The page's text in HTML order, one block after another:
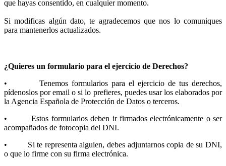
que hayas consentido, en cualquier momento.
Si modificas algún dato, te agradecemos que nos lo comuniques
para mantenerlos actualizados.
¿Quieres un formulario para el ejercicio de Derechos?
• Tenemos formularios para el ejercicio de tus derechos,
pídenoslos por email o si lo prefieres, puedes usar los elaborados por
la Agencia Española de Protección de Datos o terceros.
• Estos formularios deben ir firmados electrónicamente o ser
acompañados de fotocopia del DNI.
• Si te representa alguien, debes adjuntarnos copia de su DNI,
o que lo firme con su firma electrónica.